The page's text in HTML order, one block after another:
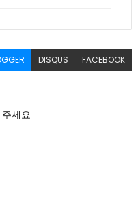
DISQUS FACEBOOK
세요